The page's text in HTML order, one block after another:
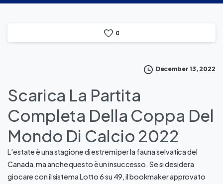
0
December 13, 2022
Scarica La Partita
Completa Della Coppa Del
Mondo Di Calcio 2022
L’estate è una stagione di estremi per la fauna selvatica del
Canada, ma anche questo è un insuccesso. Se si desidera
giocare con il sistema Lotto 6 su 49, il bookmaker approvato